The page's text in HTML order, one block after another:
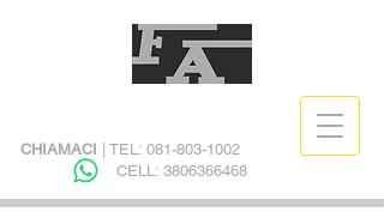
CHIAMACI | TEL: 081-803-1002
CELL: 3806366468